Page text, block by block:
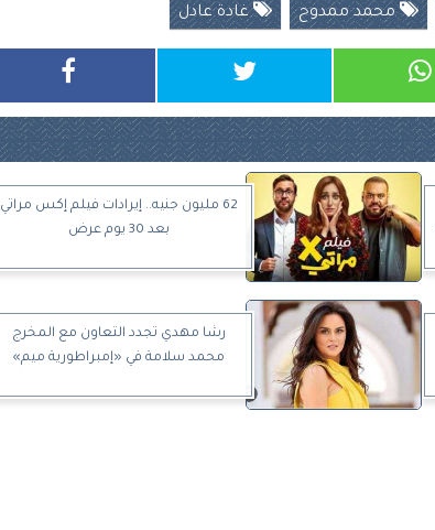
محمد ممدوح غادة عادل
62 مليون جنيه.. إيرادات فيلم إكس مراتي
بعد 30 يوم عرض
رشا مهدي تجدد التعاون مع المخرج
محمد سلامة في «إمبراطورية ميم»